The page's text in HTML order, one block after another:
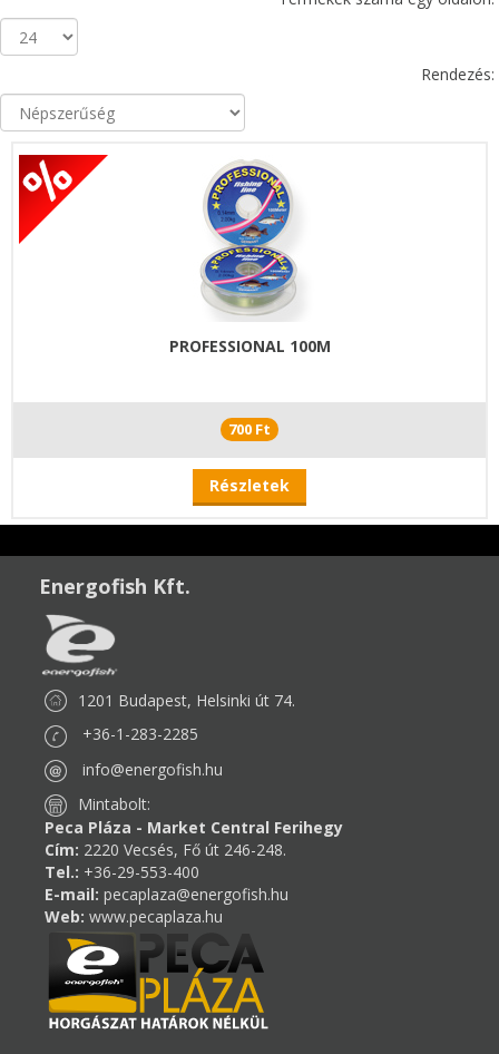
Rendezés:
PROFESSIONAL 100M
700 Ft
Részletek
Energofish Kft.
1201 Budapest, Helsinki út 74.
+36-1-283-2285
info@energofish.hu
Mintabolt:
Peca Pláza - Market Central Ferihegy
Cím: 2220 Vecsés, Fő út 246-248.
Tel.: +36-29-553-400
E-mail: pecaplaza@energofish.hu
Web: www.pecaplaza.hu